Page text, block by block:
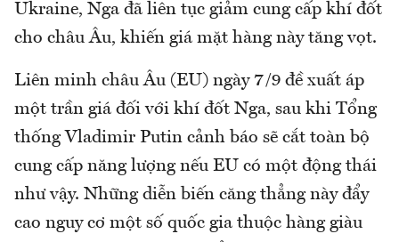
Ukraine, Nga đã liên tục giảm cung cấp khí đốt
cho châu Âu, khiến giá mặt hàng này tăng vọt.
Liên minh châu Âu (EU) ngày 7/9 đề xuất áp
một trần giá đối với khí đốt Nga, sau khi Tổng
thống Vladimir Putin cảnh báo sẽ cắt toàn bộ
cung cấp năng lượng nếu EU có một động thái
như vậy. Những diễn biến căng thẳng này đẩy
cao nguy cơ một số quốc gia thuộc hàng giàu